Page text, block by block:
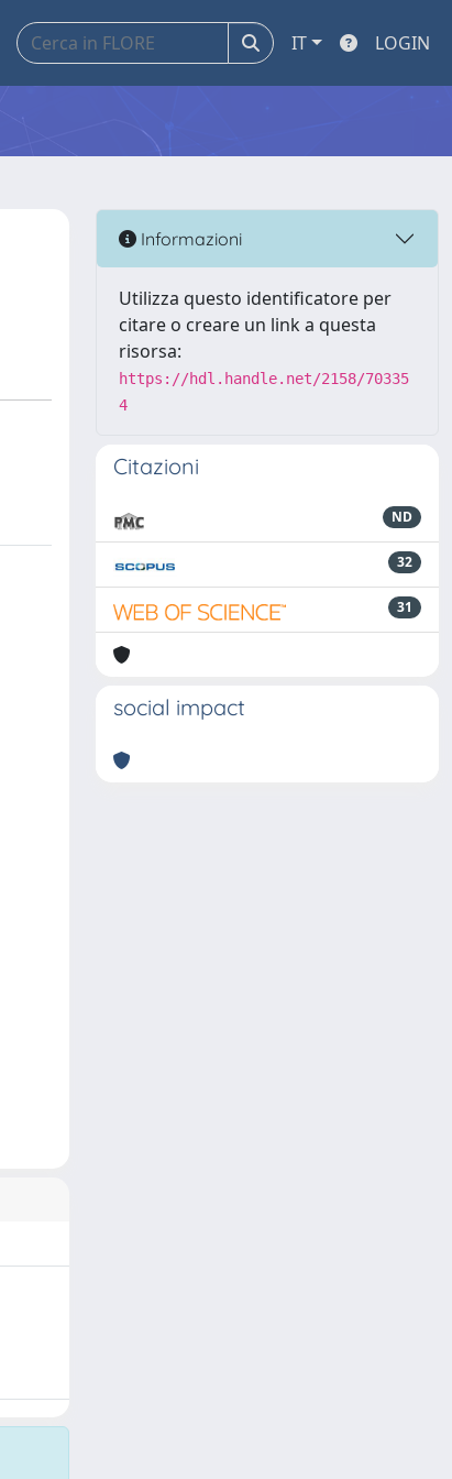
IT LOGIN
Informazioni
Utilizza questo identificatore per
citare o creare un link a questa
risorsa:
https://hdl.handle.net/2158/70335
4
Citazioni
ND
32
31
social impact